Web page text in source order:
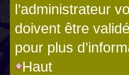
l’administrateur
doivent être
pour plus
Haut